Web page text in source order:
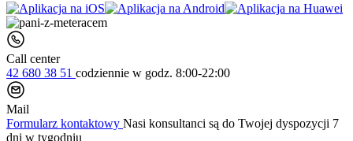
Call center
42 680 38 51 codziennie w godz. 8:00-22:00
Mail
Formularz kontaktowy Nasi konsultanci są do Twojej dyspozycji 7
dni w tygodniu